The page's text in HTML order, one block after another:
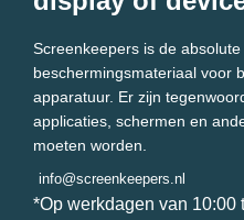
Screenkeepers is de
beschermingsmateriaal voor
apparatuur. Er zijn
applicaties, schermen en
moeten worden.
info@screenkeepers.nl
*Op werkdagen van 10:00